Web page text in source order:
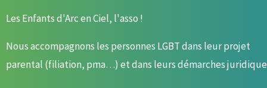
Les Enfants d'Arc en Ciel, l'asso !
Nous accompagnons les personnes LGBT dans leur projet
parental (filiation, pma…) et dans leurs démarches